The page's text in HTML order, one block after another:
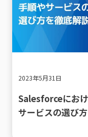
2023年5月31日
Salesforceにお
サービスの選び